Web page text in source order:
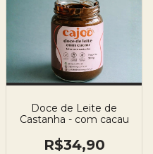
Doce de Leite de
Castanha - com cacau
R$34,90